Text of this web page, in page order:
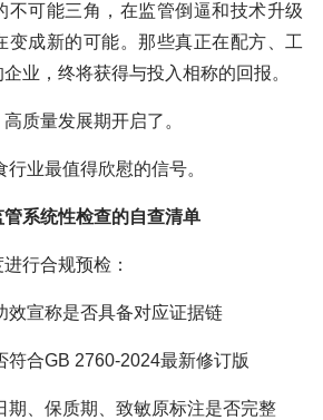
不可能三角，在监管倒逼和技术升级
变成新的可能。那些真正在配方、工
业，终将获得与投入相称的回报。
质量发展期开启了。
业最值得欣慰的信号。
系统性检查的自查清单
行合规预检：
效宣称是否具备对应证据链
符合GB 2760-2024最新修订版
期、保质期、致敏原标注是否完整